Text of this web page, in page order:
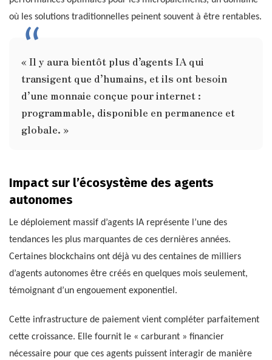
où les solutions traditionnelles peinent souvent à être rentables.
« Il y aura bientôt plus d’agents IA qui
transigent que d’humains, et ils ont besoin
d’une monnaie conçue pour internet :
programmable, disponible en permanence et
globale. »
Impact sur l’écosystème des agents
autonomes
Le déploiement massif d’agents IA représente l’une des
tendances les plus marquantes de ces dernières années.
Certaines blockchains ont déjà vu des centaines de milliers
d’agents autonomes être créés en quelques mois seulement,
témoignant d’un engouement exponentiel.
Cette infrastructure de paiement vient compléter parfaitement
cette croissance. Elle fournit le « carburant » financier
nécessaire pour que ces agents puissent interagir de manière